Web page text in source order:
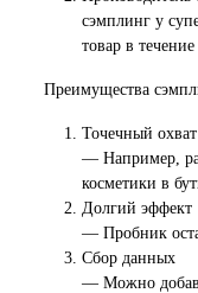
сэмплинг у
товар в течение
Преимущества
Точечный
— Например,
косметики в
Долгий эффект
— Пробник
Сбор данных
— Можно